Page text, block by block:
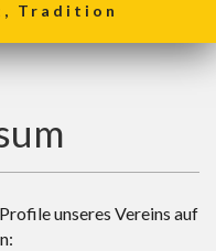
Tradition
unseres Vereins auf